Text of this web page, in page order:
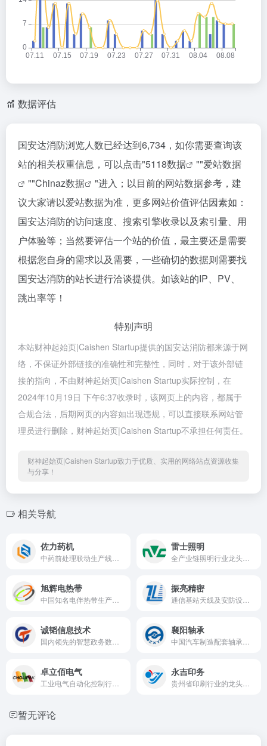
数据评估
国安达消防浏览人数已经达到6,734，如你需要查询该
站的相关权重信息，可以点击"5118数据 ""爱站数据
""Chinaz数据
"进入；以目前的网站数据参考，建
议大家请以爱站数据为准，更多网站价值评估因素如：
国安达消防的访问速度、搜索引擎收录以及索引量、用
户体验等；当然要评估一个站的价值，最主要还是需要
根据您自身的需求以及需要，一些确切的数据则需要找
国安达消防的站长进行洽谈提供。如该站的IP、PV、
跳出率等！
特别声明
本站财神起始页|Caishen Startup提供的国安达消防都来源于网
络，不保证外部链接的准确性和完整性，同时，对于该外部链
接的指向，不由财神起始页|Caishen Startup实际控制，在
2024年10月19日 下午6:37收录时，该网页上的内容，都属于
合规合法，后期网页的内容如出现违规，可以直接联系网站管
理员进行删除，财神起始页|Caishen Startup不承担任何责任。
财神起始页|Caishen Startup致力于优质、实用的网络站点资源收集
与分享！
相关导航
佐力药机 雷士照明
旭辉电热带 振亮精密
诚韬信息技术 襄阳轴承
卓立佰电气 永吉印务
暂无评论